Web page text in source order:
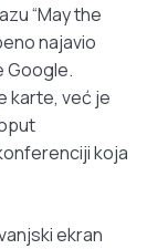
“May the
najavio
Google.
karte, već je
koja
ekran